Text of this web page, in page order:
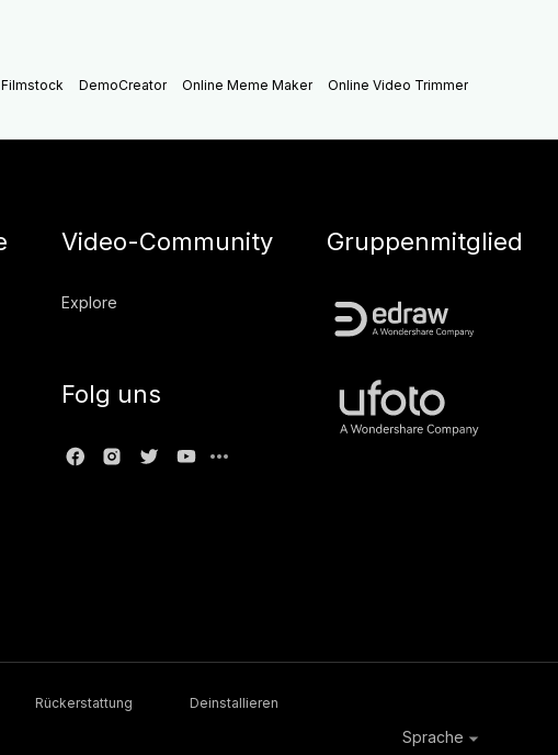
Filmstock DemoCreator Online Meme Maker Online Video Trimmer
Video-Community
Explore
Folg uns
Gruppenmitglied
Rückerstattung
Deinstallieren
Sprache